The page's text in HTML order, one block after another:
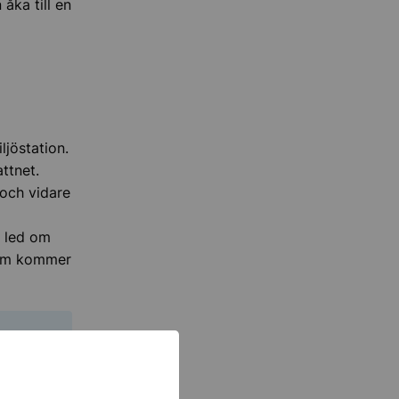
åka till en
vidare
led om
kommer